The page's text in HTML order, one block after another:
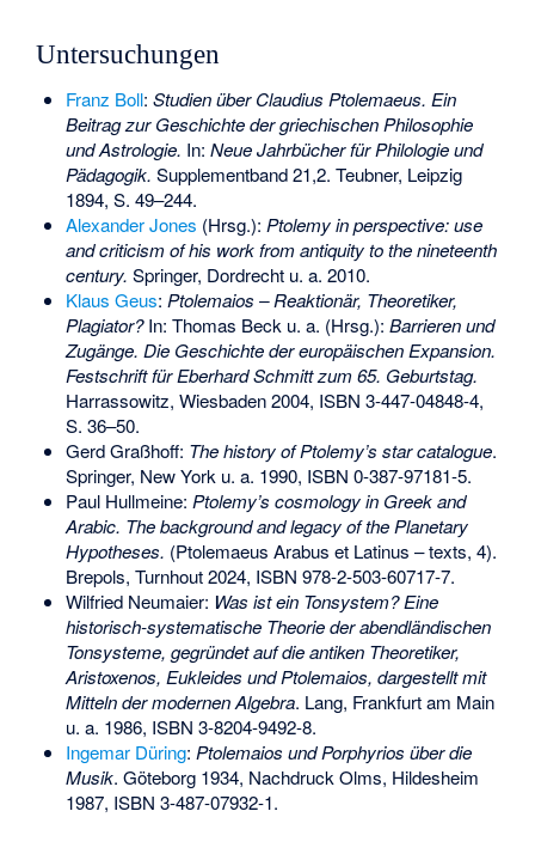
Untersuchungen
Franz Boll: Studien über Claudius Ptolemaeus. Ein
Beitrag zur Geschichte der griechischen Philosophie
und Astrologie. In: Neue Jahrbücher für Philologie und
Pädagogik. Supplementband 21,2. Teubner, Leipzig
1894, S. 49–244.
Alexander Jones (Hrsg.): Ptolemy in perspective: use
and criticism of his work from antiquity to the nineteenth
century. Springer, Dordrecht u. a. 2010.
Klaus Geus: Ptolemaios – Reaktionär, Theoretiker,
Plagiator?In: Thomas Beck u. a. (Hrsg.): Barrieren und
Zugänge. Die Geschichte der europäischen Expansion.
Festschrift für Eberhard Schmitt zum 65. Geburtstag.
Harrassowitz, Wiesbaden 2004, ISBN 3-447-04848-4,
S. 36–50.
Gerd Graßhoff: The history of Ptolemy’s star catalogue.
Springer, New York u. a. 1990, ISBN 0-387-97181-5.
Paul Hullmeine: Ptolemy’s cosmology in Greek and
Arabic. The background and legacy of the Planetary
Hypotheses. (Ptolemaeus Arabus et Latinus – texts, 4).
Brepols, Turnhout 2024, ISBN 978-2-503-60717-7.
Wilfried Neumaier: Was ist ein Tonsystem? Eine
historisch-systematische Theorie der abendländischen
Tonsysteme, gegründet auf die antiken Theoretiker,
Aristoxenos, Eukleides und Ptolemaios, dargestellt mit
Mitteln der modernen Algebra. Lang, Frankfurt am Main
u. a. 1986, ISBN 3-8204-9492-8.
Ingemar Düring: Ptolemaios und Porphyrios über die
Musik. Göteborg 1934, Nachdruck Olms, Hildesheim
1987, ISBN 3-487-07932-1.